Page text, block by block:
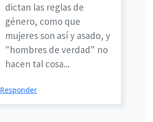
dictan las reglas de
género, como que
mujeres son así y asado, y
"hombres de verdad" no
hacen tal cosa...
Responder